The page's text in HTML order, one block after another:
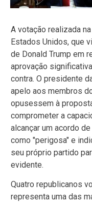
A votação realizada
Estados Unidos, que
de Donald Trump em
aprovação
contra. O presidente
apelo aos membros
opusessem à
comprometer a
alcançar um acordo
como "perigosa" e
seu próprio partido
evidente.
Quatro republicanos
representa uma das